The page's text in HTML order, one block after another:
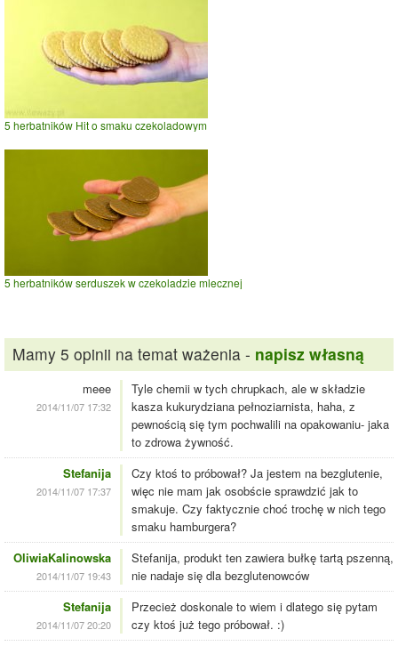
5 herbatników Hit o smaku czekoladowym
5 herbatników serduszek w czekoladzie mlecznej
Mamy 5 opinii na temat ważenia - napisz własną
meee
2014/11/07 17:32
Tyle chemii w tych chrupkach, ale w składzie
kasza kukurydziana pełnoziarnista, haha, z
pewnością się tym pochwalili na opakowaniu- jaka
to zdrowa żywność.
Stefanija
2014/11/07 17:37
Czy ktoś to próbował? Ja jestem na bezglutenie,
więc nie mam jak osobście sprawdzić jak to
smakuje. Czy faktycznie choć trochę w nich tego
smaku hamburgera?
OliwiaKalinowska
2014/11/07 19:43
Stefanija, produkt ten zawiera bułkę tartą pszenną,
nie nadaje się dla bezglutenowców
Stefanija
2014/11/07 20:20
Przecież doskonale to wiem i dlatego się pytam
czy ktoś już tego próbował. :)